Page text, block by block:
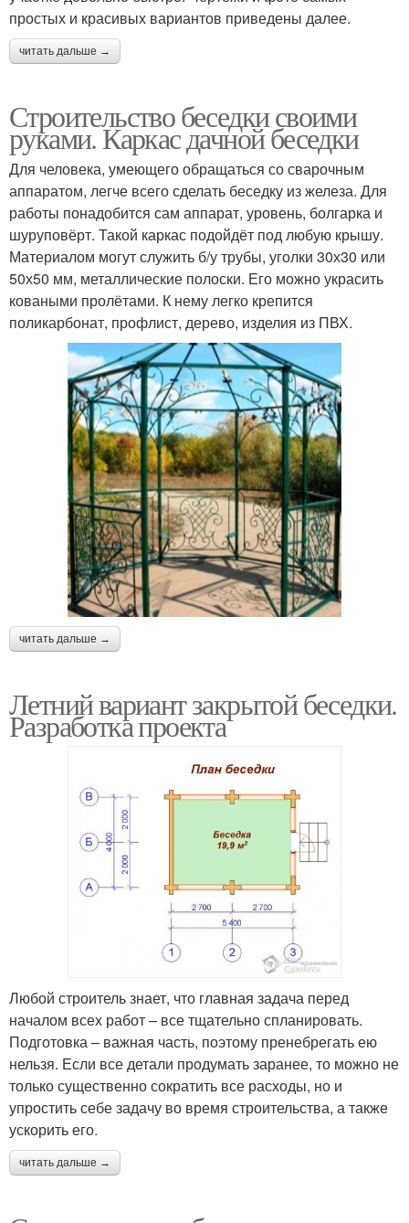
простых и красивых вариантов приведены далее.
читать дальше →
Строительство беседки своими
руками. Каркас дачной беседки
Для человека, умеющего обращаться со сварочным
аппаратом, легче всего сделать беседку из железа. Для
работы понадобится сам аппарат, уровень, болгарка и
шуруповёрт. Такой каркас подойдёт под любую крышу.
Материалом могут служить б/у трубы, уголки 30х30 или
50х50 мм, металлические полоски. Его можно украсить
коваными пролётами. К нему легко крепится
поликарбонат, профлист, дерево, изделия из ПВХ.
читать дальше →
Летний вариант закрытой беседки.
Разработка проекта
Любой строитель знает, что главная задача перед
началом всех работ – все тщательно спланировать.
Подготовка – важная часть, поэтому пренебрегать ею
нельзя. Если все детали продумать заранее, то можно не
только существенно сократить все расходы, но и
упростить себе задачу во время строительства, а также
ускорить его.
читать дальше →